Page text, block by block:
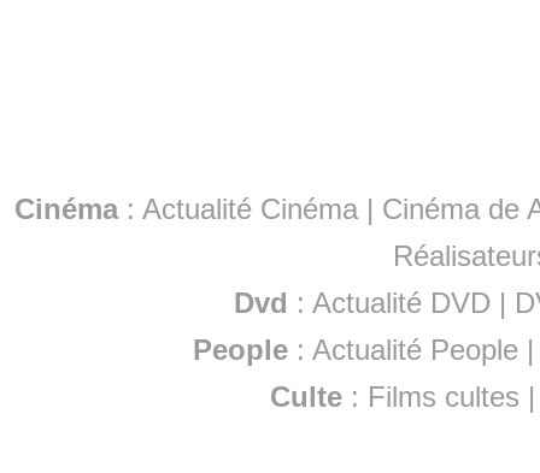
Cinéma: Actualité Cinéma | Cinéma de
Dvd : Actualité DVD |
People :Actualité People
Culte : Films cultes